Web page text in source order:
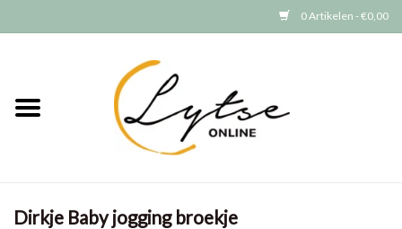
0 Artikelen - €0,00
Dirkje Baby jogging broekje